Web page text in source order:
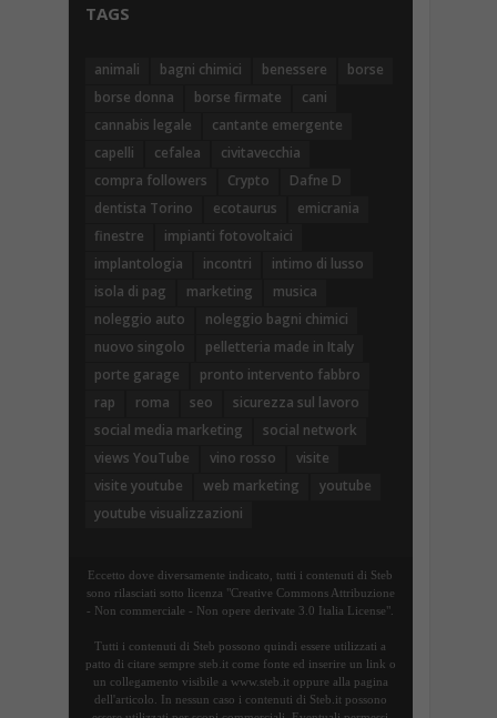
TAGS
animali bagni chimici benessere
borse
borse donna
borse firmate
cani
cannabis legale
cantante emergente
capelli
cefalea
civitavecchia
compra followers
Crypto
Dafne D
dentista Torino
ecotaurus
emicrania
finestre
impianti fotovoltaici
implantologia
incontri
intimo di lusso
isola di pag
marketing
musica
noleggio auto
noleggio bagni chimici
nuovo singolo
pelletteria made in Italy
porte garage
pronto intervento fabbro
rap
roma seo
sicurezza sul lavoro
social media marketing
social network
views YouTube
vino rosso
visite
visite youtube
web marketing
youtube
youtube visualizzazioni
Eccetto dove diversamente indicato, tutti i contenuti di Steb
sono rilasciati sotto licenza "Creative Commons Attribuzione
- Non commerciale - Non opere derivate 3.0 Italia License".
Tutti i contenuti di Steb possono quindi essere utilizzati a
patto di citare sempre steb.it come fonte ed inserire un link o
un collegamento visibile a www.steb.it oppure alla pagina
dell'articolo. In nessun caso i contenuti di Steb.it possono